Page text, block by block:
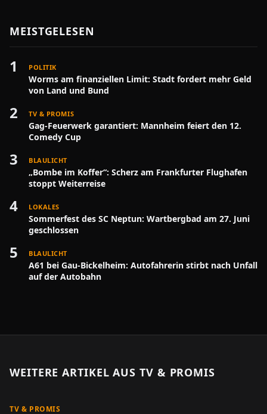
MEISTGELESEN
1 POLITIK
Worms am finanziellen Limit: Stadt fordert mehr Geld
von Land und Bund
2 TV & PROMIS
Gag-Feuerwerk garantiert: Mannheim feiert den 12.
Comedy Cup
3 BLAULICHT
„Bombe im Koffer“: Scherz am Frankfurter Flughafen
stoppt Weiterreise
4 LOKALES
Sommerfest des SC Neptun: Wartbergbad am 27. Juni
geschlossen
5 BLAULICHT
A61 bei Gau-Bickelheim: Autofahrerin stirbt nach Unfall
auf der Autobahn
WEITERE ARTIKEL AUS TV & PROMIS
TV & PROMIS